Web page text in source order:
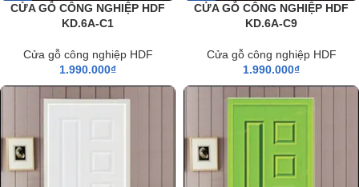
CỬA GỖ CÔNG NGHIỆP HDF
KD.6A-C1
Cửa gỗ công nghiệp HDF
1.990.000₫
CỬA GỖ CÔNG NGHIỆP HDF
KD.6A-C9
Cửa gỗ công nghiệp HDF
1.990.000₫